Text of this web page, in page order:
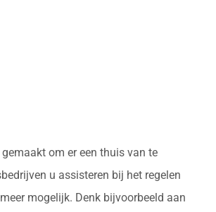
om er een thuis van te
u assisteren bij het regelen
mogelijk. Denk bijvoorbeeld aan